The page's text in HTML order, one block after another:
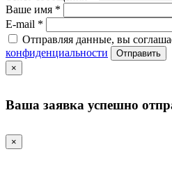
Ваше имя *
E-mail *
Отправляя данные, вы
конфиденциальности
Отправить
×
Ваша заявка успешно
×